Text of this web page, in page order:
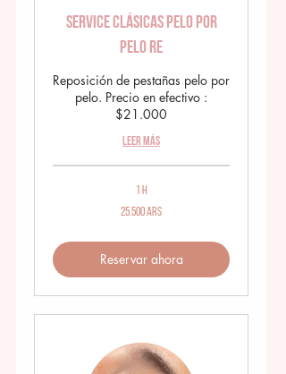
Service Clásicas Pelo por
pelo RE
Reposición de pestañas pelo por
pelo. Precio en efectivo :
$21.000
Leer más
1 h
25.500 ARS
Reservar ahora